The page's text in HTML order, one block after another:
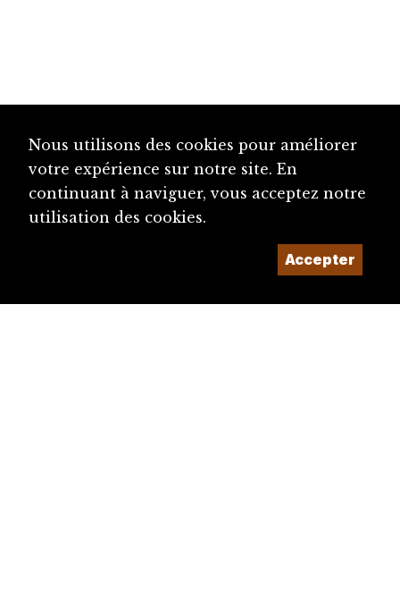
Nous utilisons des cookies pour améliorer
votre expérience sur notre site. En
continuant à naviguer, vous acceptez notre
utilisation des cookies.
Accepter